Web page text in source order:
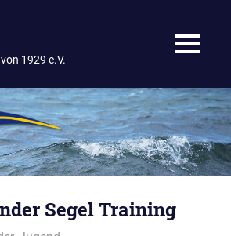
1929 e.V. MENÜ
Segel Training